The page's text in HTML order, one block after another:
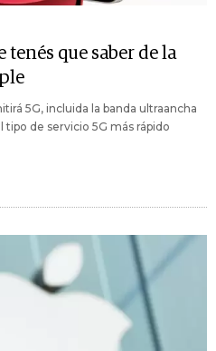
tenés que saber de la
5G, incluida la banda ultraancha
de servicio 5G más rápido